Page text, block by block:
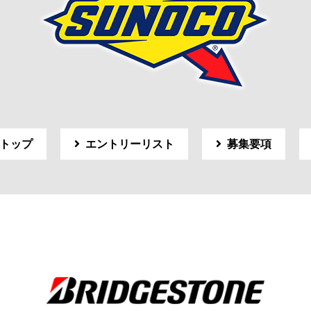
ップ エントリーリスト 募集要項